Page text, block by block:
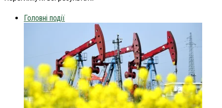
Головні події